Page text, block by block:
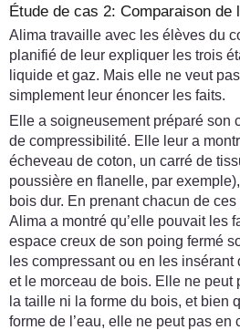
Étude de cas 2: Comparaison de
Alima travaille avec les élèves du
planifié de leur expliquer les trois
liquide et gaz. Mais elle ne veut
simplement leur énoncer les faits.
Elle a soigneusement préparé son
de compressibilité. Elle leur a
écheveau de coton, un carré de
poussière en flanelle, par
bois dur. En prenant chacun de
Alima a montré qu’elle pouvait les
espace creux de son poing fermé
les compressant ou en les insérant
et le morceau de bois. Elle ne peut
la taille ni la forme du bois, et bien
forme de l’eau, elle ne peut pas en